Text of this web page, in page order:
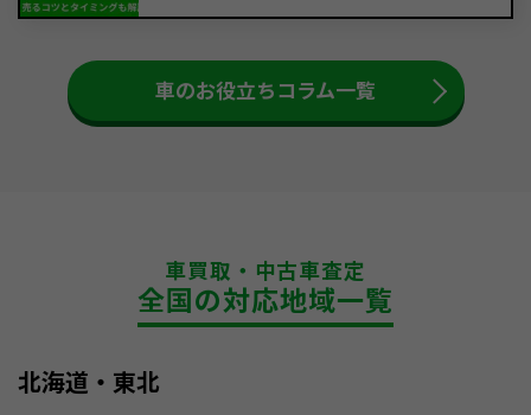
車のお役立ちコラム一覧
車買取・中古車査定
全国の対応地域一覧
北海道・東北